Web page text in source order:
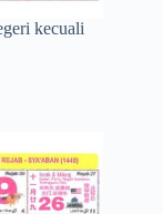
kecuali